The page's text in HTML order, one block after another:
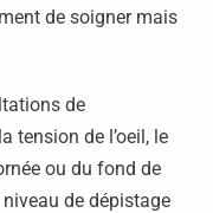
de soigner mais
de
tension de l’oeil, le
ou du fond de
niveau de dépistage